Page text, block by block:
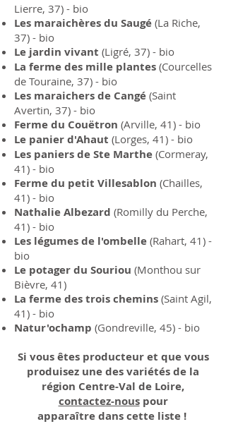
Lierre, 37) - bio
Les maraichères du Saugé (La Riche,
37) - bio
Le jardin vivant (Ligré, 37) - bio
La ferme des mille plantes (Courcelles
de Touraine, 37) - bio
Les maraichers de Cangé (Saint
Avertin, 37) - bio
Ferme du Couëtron (Arville, 41) - bio
Le panier d'Ahaut (Lorges, 41) - bio
Les paniers de Ste Marthe (Cormeray,
41) - bio
Ferme du petit Villesablon (Chailles,
41) - bio
Nathalie Albezard (Romilly du Perche,
41) - bio
Les légumes de l'ombelle (Rahart, 41) -
bio
Le potager du Souriou (Monthou sur
Bièvre, 41)
La ferme des trois chemins (Saint Agil,
41) - bio
Natur'ochamp (Gondreville, 45) - bio
Si vous êtes producteur et que vous
produisez une des variétés de la
région Centre-Val de Loire,
contactez-nouspour
apparaîtredans cette liste !